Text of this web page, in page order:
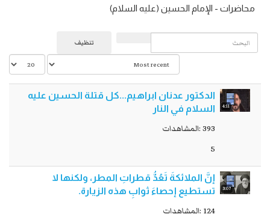
محاضرات - الإمام الحسين (عليه السلام)
البحث تنظيف
4:11
الدكتور عدنان ابراهيم...كل قتلة الحسين عليه
السلام في النار
393 :المشاهدات
5
3:07
إنَّ الملائكةَ تَعُدُّ قطراتِ المطر، ولكنها لا
تستطيع إحصاءَ ثوابِ هذه الزيارة.
124 :المشاهدات